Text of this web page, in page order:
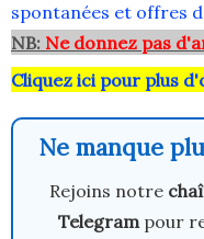
spontanées et offres
NB: Ne donnez pas
Cliquez ici pour plus
Ne manque
Rejoins notre
Telegrampour